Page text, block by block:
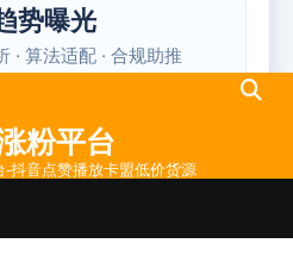
粉平台
抖音点赞播放卡盟低价货源